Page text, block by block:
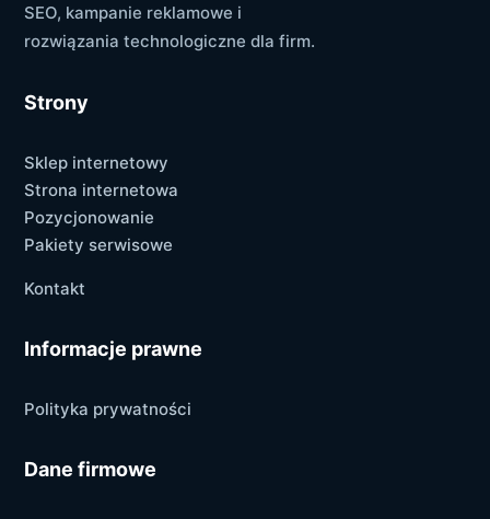
SEO, kampanie reklamowe i
rozwiązania technologiczne dla firm.
Strony
Sklep internetowy
Strona internetowa
Pozycjonowanie
Pakiety serwisowe
Kontakt
Informacje prawne
Polityka prywatności
Dane firmowe